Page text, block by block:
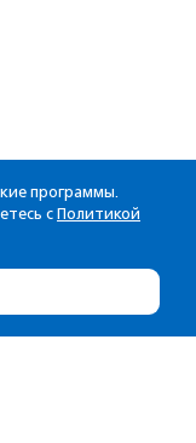
программы.
с Политикой